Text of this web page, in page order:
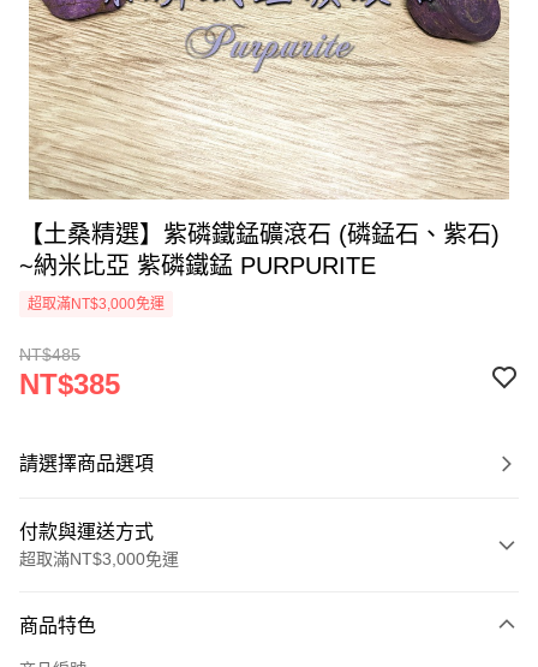
【土桑精選】紫磷鐵錳礦滾石 (磷錳石、紫石)
~納米比亞 紫磷鐵錳 PURPURITE
超取滿NT$3,000免運
NT$485
NT$385
請選擇商品選項
付款與運送方式
超取滿NT$3,000免運
信用卡一次付款
商品特色